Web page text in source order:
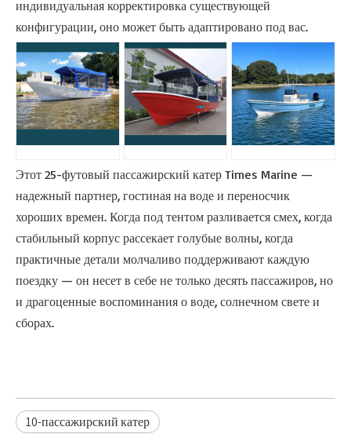
индивидуальная корректировка существующей
конфигурации, оно может быть адаптировано под вас.
Этот 25-футовый пассажирский катер Times Marine —
надежный партнер, гостиная на воде и переносчик
хороших времен. Когда под тентом разливается смех, когда
стабильный корпус рассекает голубые волны, когда
практичные детали молчаливо поддерживают каждую
поездку — он несет в себе не только десять пассажиров, но
и драгоценные воспоминания о воде, солнечном свете и
сборах.
10-пассажирский катер